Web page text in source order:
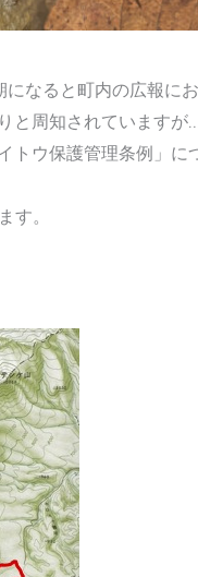
なると町内の広報に
周知されています
ウ保護管理条例」に
す。